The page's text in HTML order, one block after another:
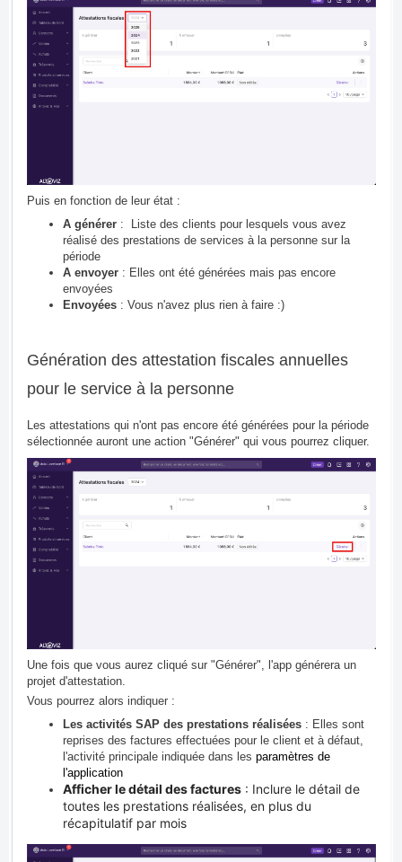
Puis en fonction de leur état :
A générer : Liste des clients pour lesquels vous avez
réalisé des prestations de services à la personne sur la
période
A envoyer : Elles ont été générées mais pas encore
envoyées
Envoyées : Vous n'avez plus rien à faire :)
Génération des attestation fiscales annuelles
pour le service à la personne
Les attestations qui n'ont pas encore été générées pour la période
sélectionnée auront une action "Générer" qui vous pourrez cliquer.
Une fois que vous aurez cliqué sur "Générer", l'app générera un
projet d'attestation.
Vous pourrez alors indiquer :
Les activités SAP des prestations réalisées : Elles sont
reprises des factures effectuées pour le client et à défaut,
l'activité principale indiquée dans les paramètres de
l'application
Afficher le détail des factures : Inclure le détail de
toutes les prestations réalisées, en plus du
récapitulatif par mois